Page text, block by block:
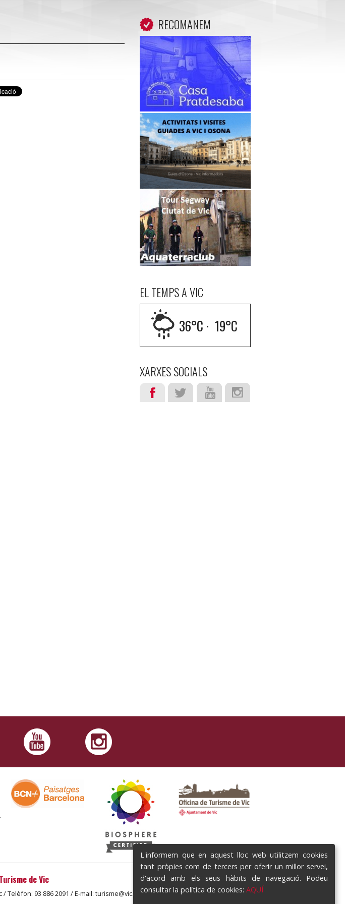
RECOMANEM
EL TEMPS A VIC
36°C · 19°C
XARXES SOCIALS
de Vic
Telèfon: 93 886 2091 / E-mail: turisme@vic.cat
L'informem que en aquest lloc web utilitzem cookies
tant pròpies com de tercers per oferir un millor servei,
d'acord amb els seus hàbits de navegació. Podeu
consultar la política de cookies: AQUÍ